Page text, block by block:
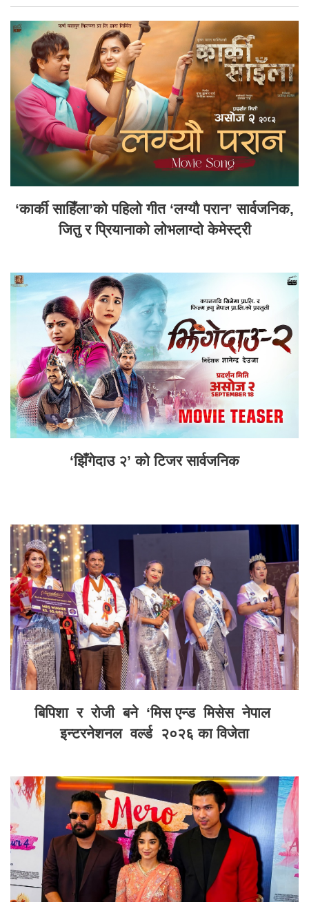
‘कार्की साहिँला’को पहिलो गीत ‘लग्यौ परान’ सार्वजनिक,
जितु र प्रियानाको लोभलाग्दो केमेस्ट्री
‘झिँगेदाउ २’ को टिजर सार्वजनिक
बिपिशा र रोजी बने ‘मिस एन्ड मिसेस नेपाल
इन्टरनेशनल वर्ल्ड २०२६ का विजेता